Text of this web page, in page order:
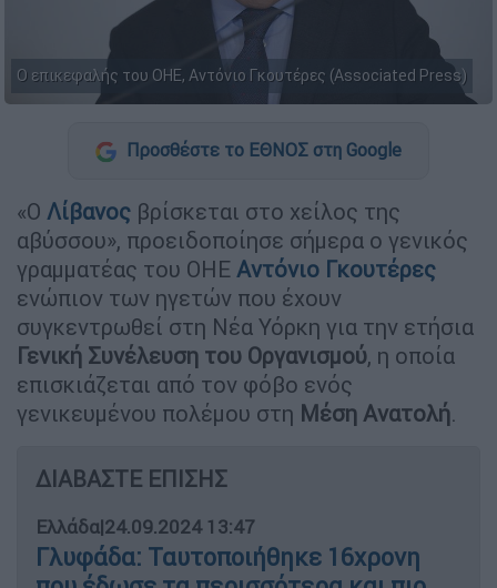
Ο επικεφαλής του ΟΗΕ, Αντόνιο Γκουτέρες (Associated Press)
Προσθέστε το ΕΘΝΟΣ στη Google
«Ο Λίβανος βρίσκεται στο χείλος της
αβύσσου», προειδοποίησε σήμερα ο γενικός
γραμματέας του ΟΗΕ Αντόνιο Γκουτέρες
ενώπιον των ηγετών που έχουν
συγκεντρωθεί στη Νέα Υόρκη για την ετήσια
Γενική Συνέλευση του Οργανισμού, η οποία
επισκιάζεται από τον φόβο ενός
γενικευμένου πολέμου στη Μέση Ανατολή.
ΔΙΑΒΑΣΤΕ ΕΠΙΣΗΣ
Ελλάδα|24.09.2024 13:47
Γλυφάδα: Ταυτοποιήθηκε 16χρονη